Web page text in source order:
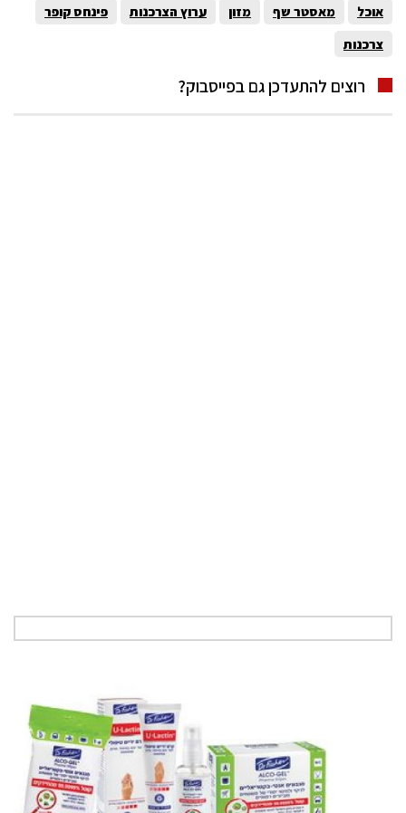
אוכל
מאסטר שף מזון ערוץ הצרכנות
פינחס קופר
צרכנות
רוצים להתעדכן גם בפייסבוק?